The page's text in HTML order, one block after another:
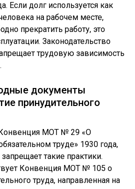
Если долг используется как
на рабочем месте,
прекратить работу, это
Законодательство
трудовую зависимость
документы
принудительного
МОТ № 29 «О
труде» 1930 года,
такие практики.
Конвенция МОТ № 105 о
труда, направленная на